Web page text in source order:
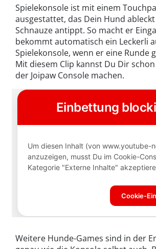
Spielekonsole ist mit einem
ausgestattet, das Dein Hund
Schnauze antippt. So macht er
bekommt automatisch ein Leckerli
Spielekonsole, wenn er eine Runde
Mit diesem Clip kannst Du Dir
der Joipaw Console machen.
Weitere Hunde-Games sind in der